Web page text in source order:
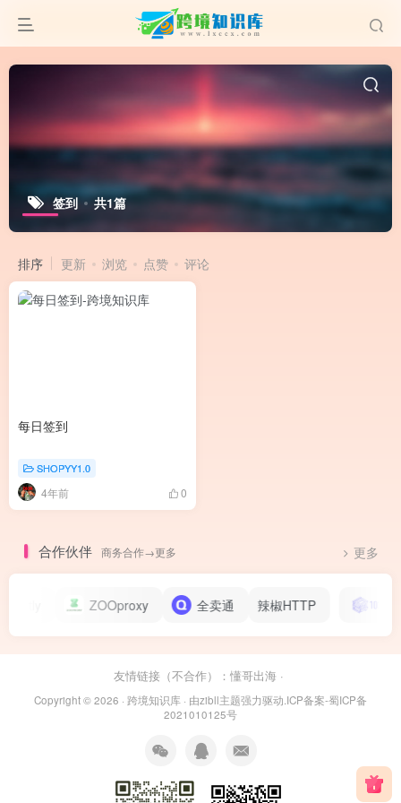
签到 共1篇
排序 更新 浏览 点赞 评论
每日签到
SHOPYY1.0
4年前 0
合作伙伴 商务合作→更多 更多
ZOOproxy 全卖通 辣椒HTTP
友情链接（不合作）： 懂哥出海 ·
Copyright © 2026 · 跨境知识库 · 由zibll主题强力驱动.ICP备案-蜀ICP备
2021010125号